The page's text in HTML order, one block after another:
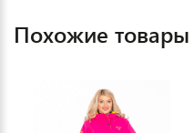
Похожие товары